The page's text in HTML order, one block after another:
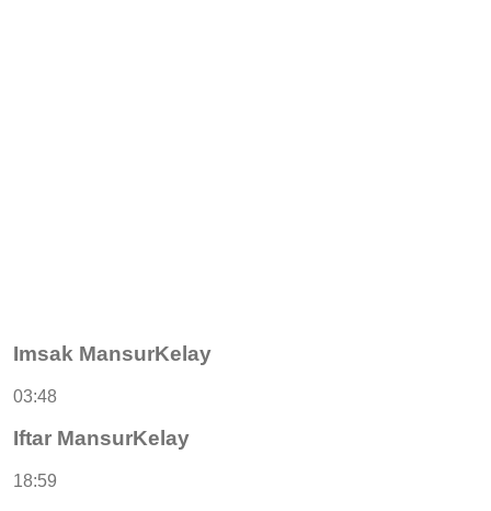
Imsak MansurKelay
03:48
Iftar MansurKelay
18:59